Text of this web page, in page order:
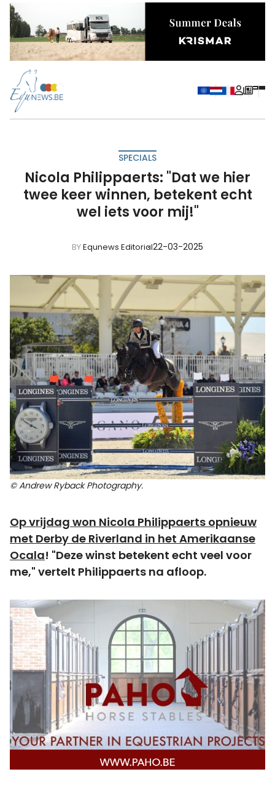
SPECIALS
Nicola Philippaerts: "Dat we hier
twee keer winnen, betekent echt
wel iets voor mij!"
BYEqunews Editorial22-03-2025
© Andrew Ryback Photography.
Op vrijdag won Nicola Philippaerts opnieuw
met Derby de Riverland in het Amerikaanse
Ocala! "Deze winst betekent echt veel voor
me," vertelt Philippaerts na afloop.